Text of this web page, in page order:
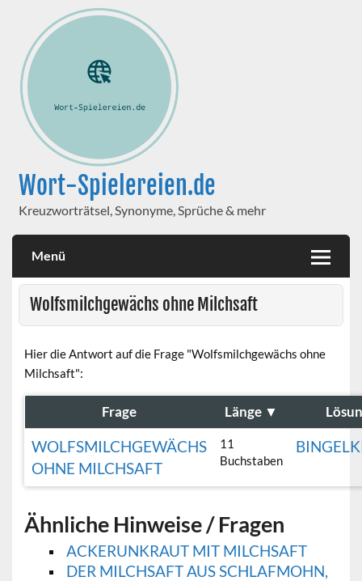
Wort-Spielereien.de
Kreuzworträtsel, Synonyme, Sprüche & mehr
Menü
Wolfsmilchgewächs ohne Milchsaft
Hier die Antwort auf die Frage "Wolfsmilchgewächs ohne
Milchsaft":
Frage Länge ▼
WOLFSMILCHGEWÄCHS
OHNE MILCHSAFT
11
Buchstaben
Ähnliche Hinweise / Fragen
ACKERUNKRAUT MIT MILCHSAFT
DER MILCHSAFT AUS SCHLAFMOHN,